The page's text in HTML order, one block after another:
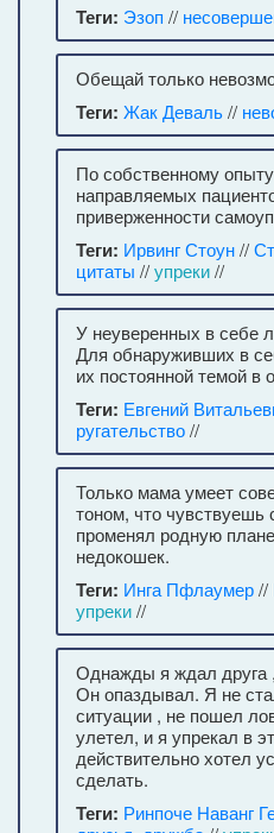
Теги: Эзоп //
Обещай только
Теги: Жак Деваль//
По собственному
направляемых
приверженности
Теги: Ирвинг Стоун//
цитаты //упреки//
У неуверенных в себе
Для обнаруживших в
их постоянной темой в
Теги: Евгений
ругательство//
Только мама умеет
тоном, что
променял родную
недокошек.
Теги: Инга Пфлаумер//
упреки//
Однажды я ждал друга
Он опаздывал. Я не
ситуации , не пошел
улетел, и я упрекал в
действительно хотел
сделать.
Теги: Ринпоче Наванг